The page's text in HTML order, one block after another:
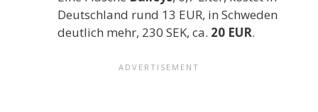
Deutschland rund 13 EUR, in Schweden
deutlich mehr, 230 SEK, ca. 20 EUR.